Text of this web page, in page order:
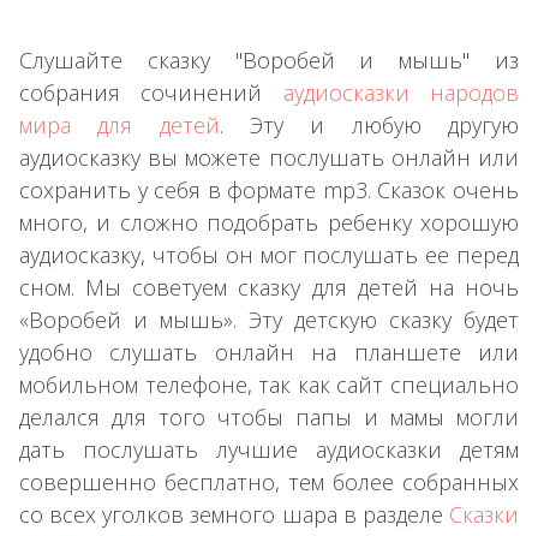
Слушайте сказку "Воробей и мышь" из
собрания сочинений аудиосказки народов
мира для детей. Эту и любую другую
аудиосказку вы можете послушать онлайн или
сохранить у себя в формате mp3. Сказок очень
много, и сложно подобрать ребенку хорошую
аудиосказку, чтобы он мог послушать ее перед
сном. Мы советуем сказку для детей на ночь
«Воробей и мышь». Эту детскую сказку будет
удобно слушать онлайн на планшете или
мобильном телефоне, так как сайт специально
делался для того чтобы папы и мамы могли
дать послушать лучшие аудиосказки детям
совершенно бесплатно, тем более собранных
со всех уголков земного шара в разделе Сказки